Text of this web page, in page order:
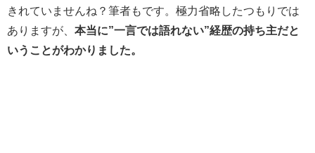
きれていませんね？筆者もです。極力省略したつもりでは
ありますが、 本当に”一言では語れない”経歴の持ち主だと
いうことがわかりました。